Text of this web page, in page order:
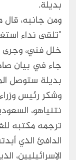
بديلة.
ومن جانبه، قال
"تلقى نداء
خلل فني، وجرى
جاء في بيان
بديلة ستوصل
وشكر رئيس وزراء
نتنياهو،
ترجمه مكتبه
الدافئ الذي
الإسرائيليين،